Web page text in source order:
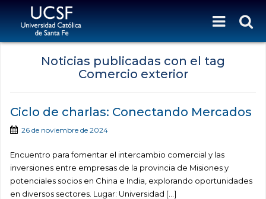
Noticias publicadas con el tag
Comercio exterior
Ciclo de charlas: Conectando Mercados
26 de noviembre de 2024
Encuentro para fomentar el intercambio comercial y las
inversiones entre empresas de la provincia de Misiones y
potenciales socios en China e India, explorando oportunidades
en diversos sectores. Lugar: Universidad […]